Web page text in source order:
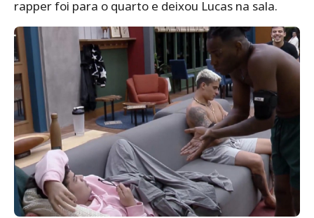
rapper foi para o quarto e deixou Lucas na sala.